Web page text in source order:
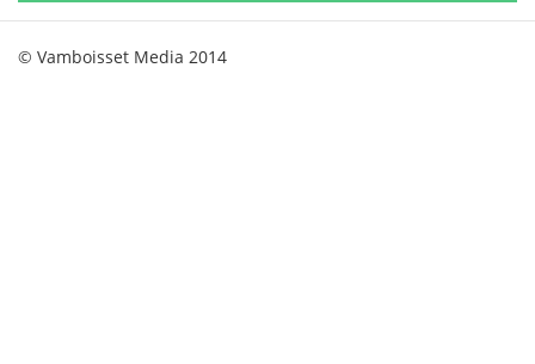
© Vamboisset Media 2014